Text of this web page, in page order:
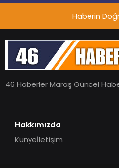
teknolojilerle
VRV kontrol
Türkiye’de
dokunmatik
desteği ve
sayesinde
yönetimini
verimli hale
Haberin
46 Haberler Maraş Güncel
Hakkımızda
Künyeİletişim